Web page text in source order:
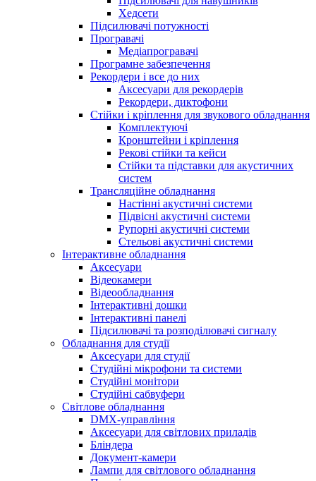
Хедсети
Підсилювачі потужності
Програвачі
Медіапрогравачі
Програмне забезпечення
Рекордери і все до них
Аксесуари для рекордерів
Рекордери, диктофони
Стійки і кріплення для звукового обладнання
Комплектуючі
Кронштейни і кріплення
Рекові стійки та кейси
Стійки та підставки для акустичних
систем
Трансляційне обладнання
Настінні акустичні системи
Підвісні акустичні системи
Рупорні акустичні системи
Стельові акустичні системи
Інтерактивне обладнання
Аксесуари
Відеокамери
Відеообладнання
Інтерактивні дошки
Інтерактивні панелі
Підсилювачі та розподілювачі сигналу
Обладнання для студії
Аксесуари для студії
Студійні мікрофони та системи
Студійні монітори
Студійні сабвуфери
Світлове обладнання
DMX-управління
Аксесуари для світлових приладів
Бліндера
Документ-камери
Лампи для світлового обладнання